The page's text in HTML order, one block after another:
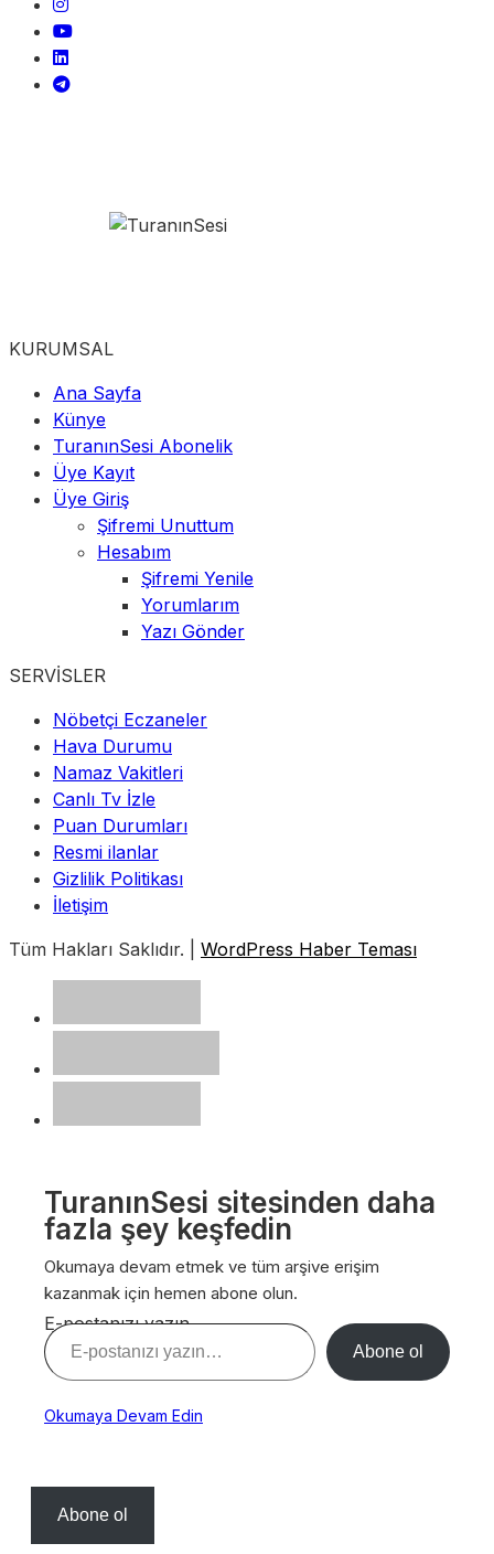
KURUMSAL
Ana Sayfa
Künye
TuranınSesi Abonelik
Üye Kayıt
Üye Giriş
Şifremi Unuttum
Hesabım
Şifremi Yenile
Yorumlarım
Yazı Gönder
SERVİSLER
Nöbetçi Eczaneler
Hava Durumu
Namaz Vakitleri
Canlı Tv İzle
Puan Durumları
Resmi ilanlar
Gizlilik Politikası
İletişim
Tüm Hakları Saklıdır. | WordPress Haber Teması
TuranınSesi sitesinden daha
fazla şey keşfedin
Okumaya devam etmek ve tüm arşive erişim
kazanmak için hemen abone olun.
E-postanızı yazın…
Abone ol
Okumaya Devam Edin
Abone ol